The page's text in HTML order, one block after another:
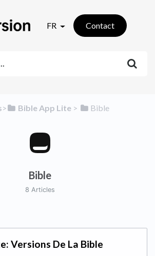
FR Contact
​>​ ​Bible App Lite ​ > ​ ​Bible
Bible
8 Articles
Versions De La Bible